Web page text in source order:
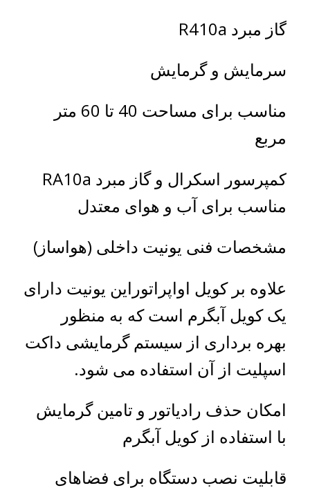
گاز مبرد R410a
سرمایش و گرمایش
مناسب برای مساحت 40 تا 60 متر
مربع
کمپرسور اسکرال و گاز مبرد RA10a
مناسب برای آب و هوای معتدل
مشخصات فنی یونیت داخلی (هواساز)
علاوه بر کویل اواپراتوراین یونیت دارای
یک کویل آبگرم است که به منظور
بهره برداری از سیستم گرمایشی داکت
اسپلیت از آن استفاده می شود.
امکان حذف رادیاتور و تامین گرمایش
با استفاده از کویل آبگرم
قابلیت نصب دستگاه برای فضاهای